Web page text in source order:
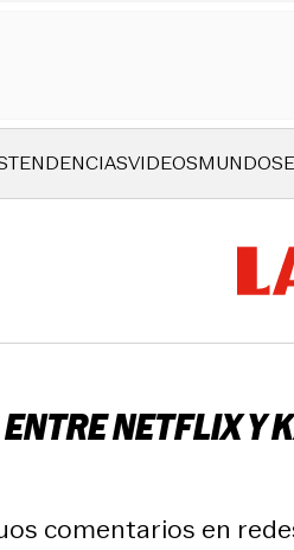
TENDENCIASVIDEOSMUNDO
NETFLIX
comentarios en